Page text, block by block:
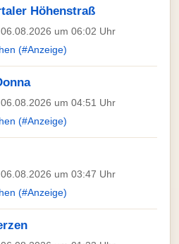
Höhenstraß
um 06:02 Uhr
(#Anzeige)
um 04:51 Uhr
(#Anzeige)
um 03:47 Uhr
(#Anzeige)